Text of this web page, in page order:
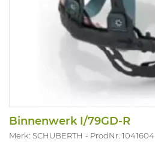
Binnenwerk I/79GD-R
Merk: SCHUBERTH ProdNr. 1041604